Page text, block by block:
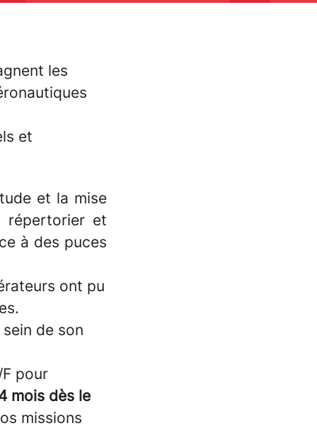
les
et
et la mise
répertorier et
à des puces
ont pu
de son
pour
mois dès le
missions